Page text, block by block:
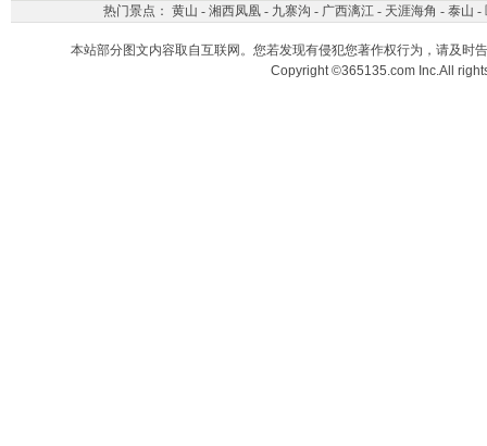
热门景点： 黄山 - 湘西凤凰- 九寨沟 - 广西漓江- 天涯海角 - 泰山 -
本站部分图文内容取自互联网。您若发现有侵犯您著作权行为，请及时
Copyright ©365135.com Inc.All